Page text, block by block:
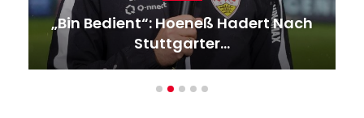
„Bin Bedient“: Hoeneß Hadert Nach
Stuttgarter…